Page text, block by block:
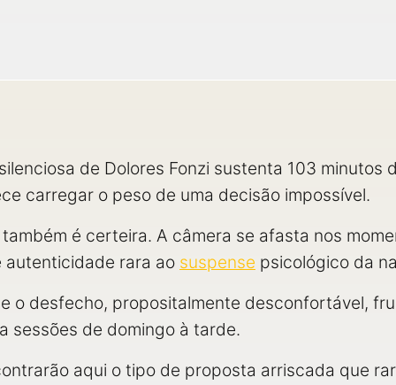
de Dolores Fonzi sustenta 103 minutos
carregar o peso de uma decisão impossível.
é certeira. A câmera se afasta nos
rara ao suspense psicológico da
o desfecho, propositalmente desconfortável,
sessões de domingo à tarde.
aqui o tipo de proposta arriscada que